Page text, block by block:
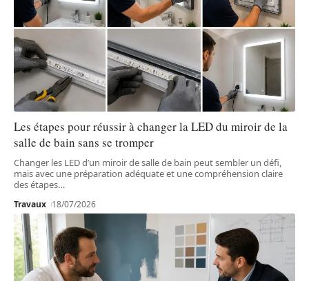
Les étapes pour réussir à changer la LED du miroir de la
salle de bain sans se tromper
Changer les LED d’un miroir de salle de bain peut sembler un défi,
mais avec une préparation adéquate et une compréhension claire
des étapes…
Travaux 18/07/2026